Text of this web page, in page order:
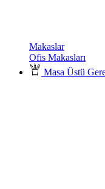
Makaslar
Ofis Makasları
Masa Üstü